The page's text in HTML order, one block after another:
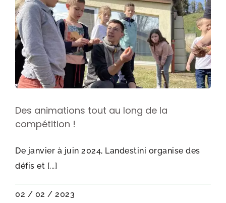
Des animations tout au long de la
compétition !
De janvier à juin 2024, Landestini organise des
défis et [...]
02 / 02 / 2023